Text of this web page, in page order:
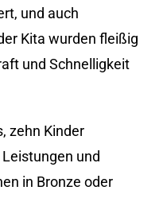
und auch
Kita wurden fleißig
und Schnelligkeit
zehn Kinder
und
in Bronze oder